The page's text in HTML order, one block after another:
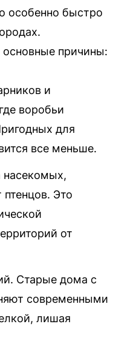
особенно быстро
причины:
и
воробьи
для
все меньше.
насекомых,
Это
от
Старые дома с
современными
лишая